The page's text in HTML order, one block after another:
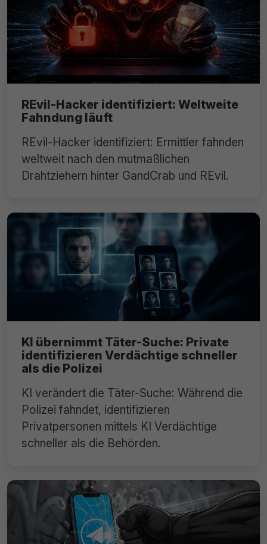
REvil-Hacker identifiziert: Weltweite
Fahndung läuft
REvil-Hacker identifiziert: Ermittler fahnden
weltweit nach den mutmaßlichen
Drahtziehern hinter GandCrab und REvil.
KI übernimmt Täter-Suche: Private
identifizieren Verdächtige schneller
als die Polizei
KI verändert die Täter-Suche: Während die
Polizei fahndet, identifizieren
Privatpersonen mittels KI Verdächtige
schneller als die Behörden.